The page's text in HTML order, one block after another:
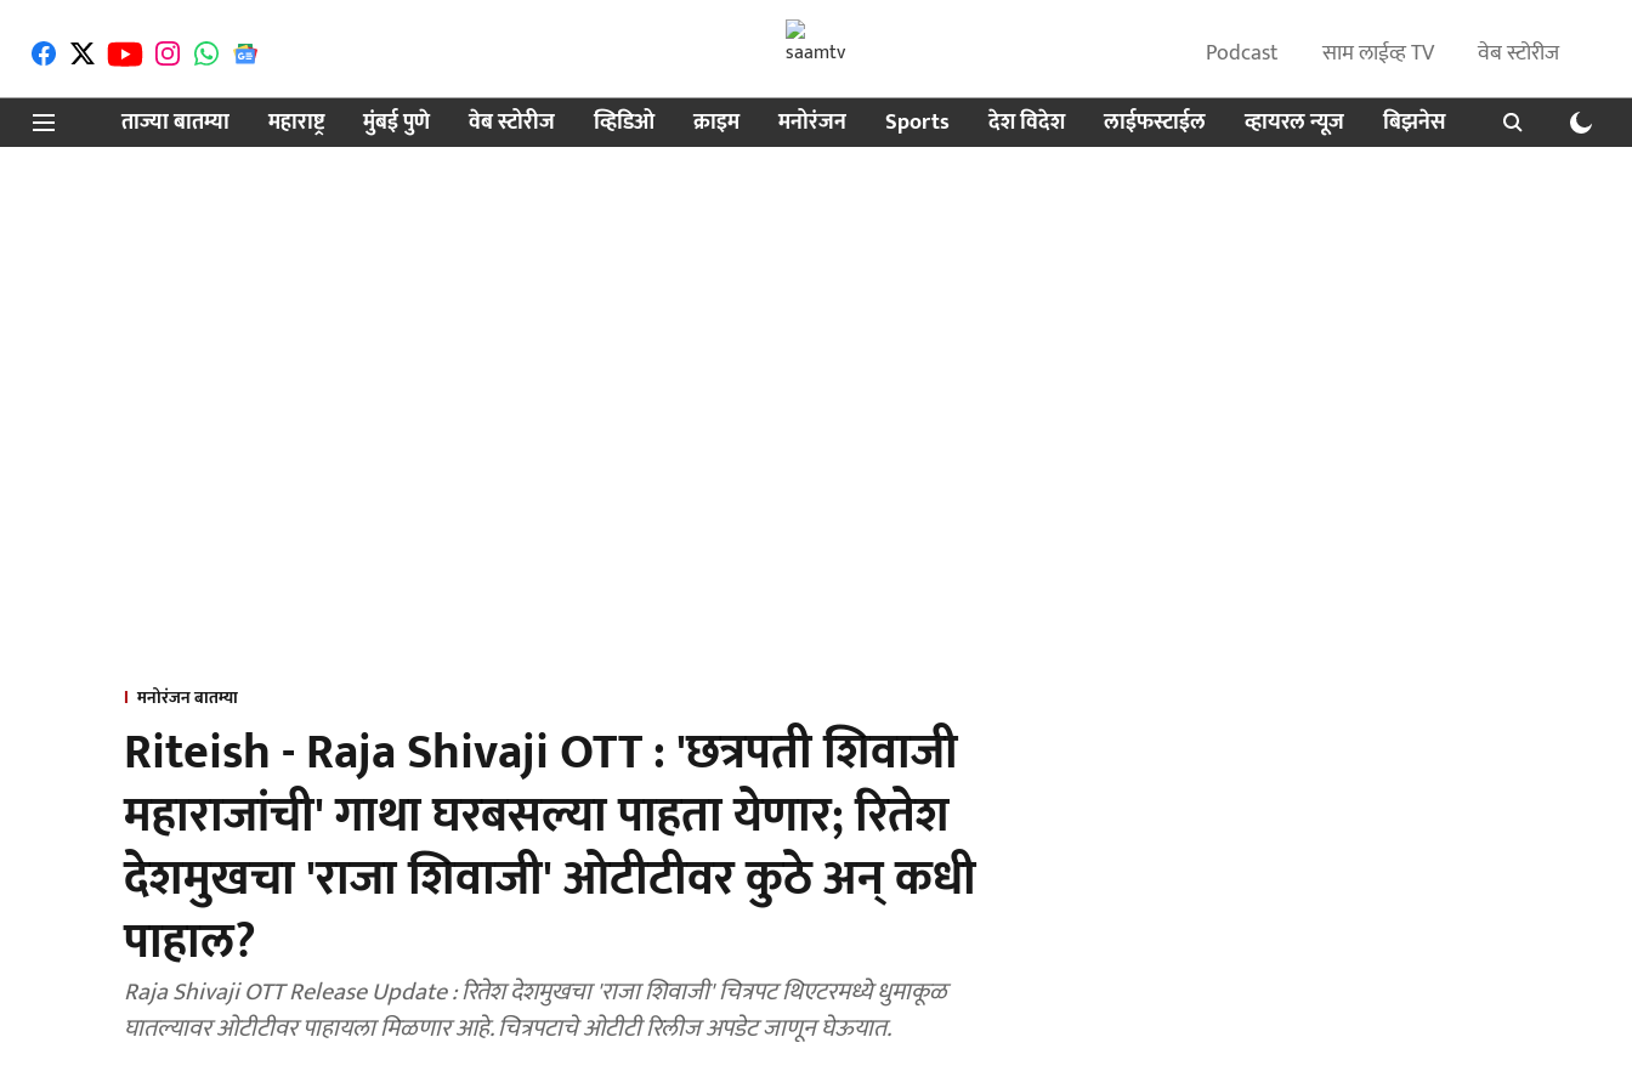
Podcast साम लाईव्ह TV
वेब स्टोरीज
ताज्या बातम्या
महाराष्ट्र मुंबई पुणे वेब स्टोरीज व्हिडिओ क्राइम मनोरंजन Sports देश विदेश लाईफस्टाईल व्हायरल न्यूज बिझनेस
मनोरंजन बातम्या
Riteish - Raja Shivaji OTT : 'छत्रपती शिवाजी
महाराजांची' गाथा घरबसल्या पाहता येणार; रितेश
देशमुखचा 'राजा शिवाजी' ओटीटीवर कुठे अन् कधी
पाहाल?
Raja Shivaji OTT Release Update : रितेश देशमुखचा 'राजा शिवाजी' चित्रपट थिएटरमध्ये धुमाकूळ
घातल्यावर ओटीटीवर पाहायला मिळणार आहे. चित्रपटाचे ओटीटी रिलीज अपडेट जाणून घेऊयात.